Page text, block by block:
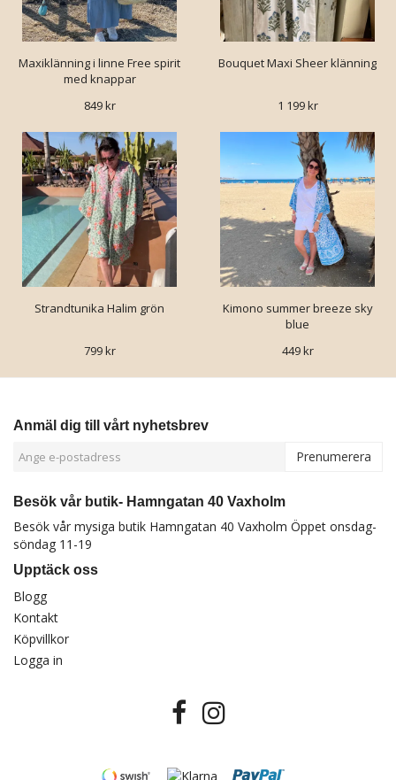
Maxiklänning i linne Free spirit
med knappar
849 kr
Bouquet Maxi Sheer klänning
1 199 kr
Strandtunika Halim grön
799 kr
Kimono summer breeze sky
blue
449 kr
Anmäl dig till vårt nyhetsbrev
Prenumerera
Besök vår butik- Hamngatan 40 Vaxholm
Besök vår mysiga butik Hamngatan 40 Vaxholm Öppet onsdag-
söndag 11-19
Upptäck oss
Blogg
Kontakt
Köpvillkor
Logga in